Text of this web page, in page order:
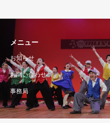
メニュー
お知らせ
お問い合わせ
事務局